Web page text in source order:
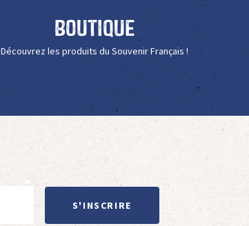
Boutique
Découvrez les produits du Souvenir Français !
S'INSCRIRE